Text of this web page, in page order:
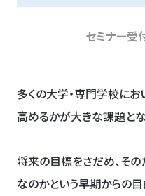
セミナー受
多くの大学・専門学校に
高めるかが大きな課題とな
将来の目標をさだめ、そ
なのかという早期からの